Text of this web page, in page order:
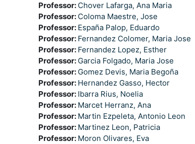
Professor: Chover Lafarga, Ana Maria
Professor: Coloma Maestre, Jose
Professor: España Palop, Eduardo
Professor: Fernandez Colomer, Maria Jose
Professor: Fernandez Lopez, Esther
Professor: Garcia Folgado, Maria Jose
Professor: Gomez Devis, Maria Begoña
Professor: Hernandez Gasso, Hector
Professor: Ibarra Rius, Noelia
Professor: Marcet Herranz, Ana
Professor: Martin Ezpeleta, Antonio Leon
Professor: Martinez Leon, Patricia
Professor: Moron Olivares, Eva